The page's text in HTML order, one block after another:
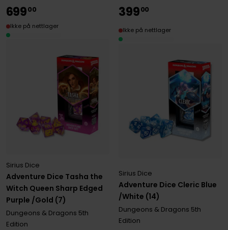
Adventure Dice Tasha the
Witch Queen Sharp Edged
Purple /Gold (7)
Sirius Dice
Dungeons & Dragons 5th
Edition
69900
Ikke på nettlager
Adventure Dice Cleric Blue
/White (14)
Sirius Dice
Dungeons & Dragons 5th
Edition
39900
Ikke på nettlager